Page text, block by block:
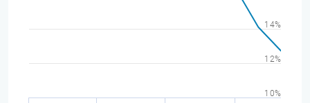
10%
12%
14%